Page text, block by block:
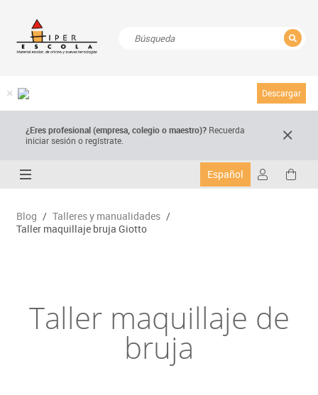
Descargar
¿Eres profesional (empresa, colegio o maestro)? Recuerda
iniciar sesión o regístrate.
Español
Blog / Talleres y manualidades /
Taller maquillaje bruja Giotto
Taller maquillaje de
bruja